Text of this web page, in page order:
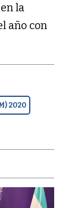
la
año con
2020